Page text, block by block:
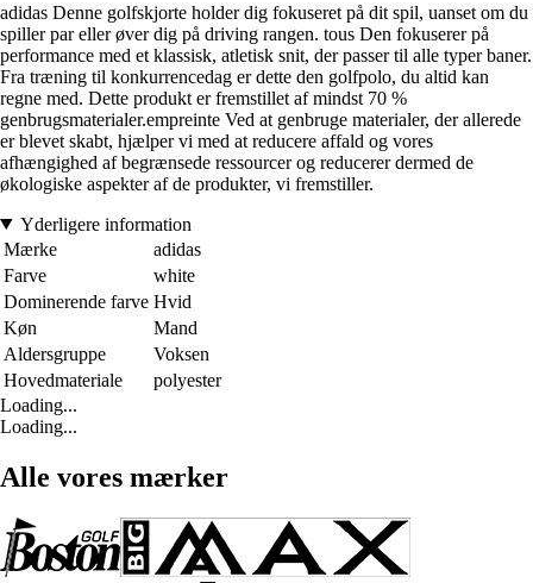
adidas Denne golfskjorte holder dig fokuseret på dit spil, uanset om du
spiller par eller øver dig på driving rangen. tous Den fokuserer på
performance med et klassisk, atletisk snit, der passer til alle typer baner.
Fra træning til konkurrencedag er dette den golfpolo, du altid kan
regne med. Dette produkt er fremstillet af mindst 70 %
genbrugsmaterialer.empreinte Ved at genbruge materialer, der allerede
er blevet skabt, hjælper vi med at reducere affald og vores
afhængighed af begrænsede ressourcer og reducerer dermed de
økologiske aspekter af de produkter, vi fremstiller.
Yderligere information
Mærke
adidas
Farve
white
Dominerende farve Hvid
Køn
Mand
Aldersgruppe
Voksen
Hovedmateriale
polyester
Loading...
Loading...
Alle vores mærker